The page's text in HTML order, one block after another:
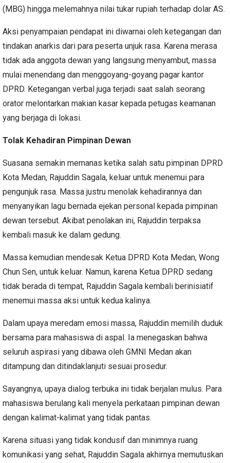
(MBG) hingga melemahnya nilai tukar rupiah terhadap dolar AS.
Aksi penyampaian pendapat ini diwarnai oleh ketegangan dan
tindakan anarkis dari para peserta unjuk rasa. Karena merasa
tidak ada anggota dewan yang langsung menyambut, massa
mulai menendang dan menggoyang-goyang pagar kantor
DPRD. Ketegangan verbal juga terjadi saat salah seorang
orator melontarkan makian kasar kepada petugas keamanan
yang berjaga di lokasi.
Tolak Kehadiran Pimpinan Dewan
Suasana semakin memanas ketika salah satu pimpinan DPRD
Kota Medan, Rajuddin Sagala, keluar untuk menemui para
pengunjuk rasa. Massa justru menolak kehadirannya dan
menyanyikan lagu bernada ejekan personal kepada pimpinan
dewan tersebut. Akibat penolakan ini, Rajuddin terpaksa
kembali masuk ke dalam gedung.
Massa kemudian mendesak Ketua DPRD Kota Medan, Wong
Chun Sen, untuk keluar. Namun, karena Ketua DPRD sedang
tidak berada di tempat, Rajuddin Sagala kembali berinisiatif
menemui massa aksi untuk kedua kalinya.
Dalam upaya meredam emosi massa, Rajuddin memilih duduk
bersama para mahasiswa di aspal. Ia menegaskan bahwa
seluruh aspirasi yang dibawa oleh GMNI Medan akan
ditampung dan ditindaklanjuti sesuai prosedur.
Sayangnya, upaya dialog terbuka ini tidak berjalan mulus. Para
mahasiswa berulang kali menyela perkataan pimpinan dewan
dengan kalimat-kalimat yang tidak pantas.
Karena situasi yang tidak kondusif dan minimnya ruang
komunikasi yang sehat, Rajuddin Sagala akhirnya memutuskan